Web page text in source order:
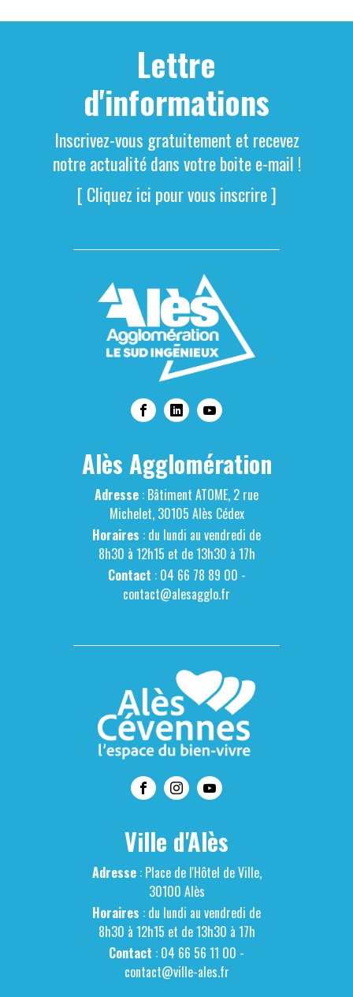
Lettre
d'informations
Inscrivez-vous gratuitement et recevez
notre actualité dans votre boite e-mail !
[ Cliquez ici pour vous inscrire ]
Alès Agglomération
Adresse : Bâtiment ATOME, 2 rue
Michelet, 30105 Alès Cédex
Horaires : du lundi au vendredi de
8h30 à 12h15 et de 13h30 à 17h
Contact : 04 66 78 89 00 -
contact@alesagglo.fr
Ville d'Alès
Adresse: Place de l'Hôtel de Ville,
30100 Alès
Horaires : du lundi au vendredi de
8h30 à 12h15 et de 13h30 à 17h
Contact : 04 66 56 11 00 -
contact@ville-ales.fr